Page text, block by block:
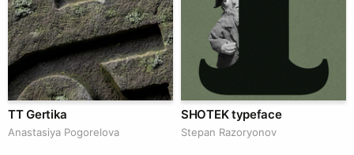
TT Gertika
Anastasiya Pogorelova
SHOTEK typeface
Stepan Razoryonov